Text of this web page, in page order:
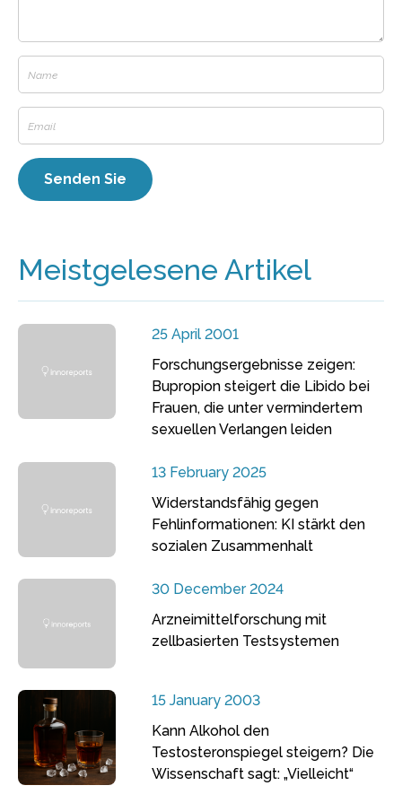
Meistgelesene Artikel
25 April 2001
Forschungsergebnisse zeigen:
Bupropion steigert die Libido bei
Frauen, die unter vermindertem
sexuellen Verlangen leiden
13 February 2025
Widerstandsfähig gegen
Fehlinformationen: KI stärkt den
sozialen Zusammenhalt
30 December 2024
Arzneimittelforschung mit
zellbasierten Testsystemen
15 January 2003
Kann Alkohol den
Testosteronspiegel steigern? Die
Wissenschaft sagt: „Vielleicht“